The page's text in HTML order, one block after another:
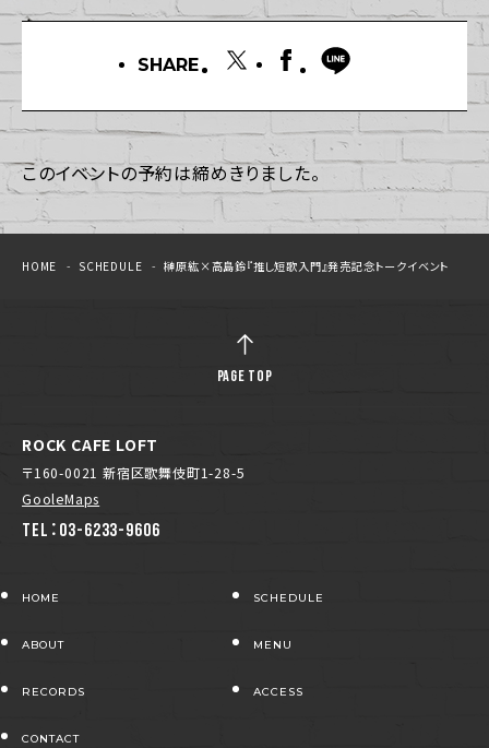
SHARE
このイベントの予約は締めきりました。
HOME SCHEDULE 榊原紘×高島鈴『推し短歌入門』発売記念トークイベント
ROCK CAFE LOFT
〒160-0021 新宿区歌舞伎町1-28-5
GooleMaps
TEL：03-6233-9606
HOME SCHEDULE
ABOUT MENU
RECORDS ACCESS
CONTACT
PAGE TOP